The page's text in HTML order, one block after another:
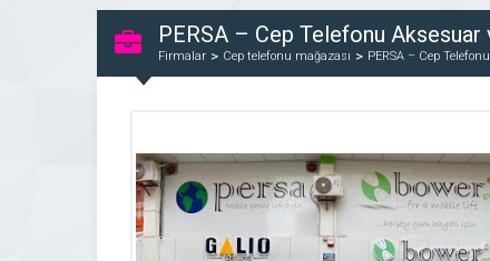
PERSA – Cep Telefonu Aksesuar
Firmalar Cep telefonu mağazası PERSA – Cep